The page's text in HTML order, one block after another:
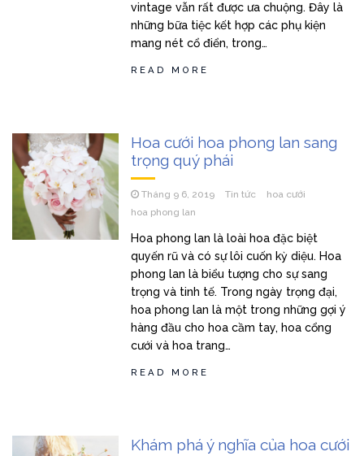
vintage vẫn rất được ưa chuộng. Đây là
những bữa tiệc kết hợp các phụ kiện
mang nét cổ điển, trong…
READ MORE
Hoa cưới hoa phong lan sang
trọng quý phái
Tháng 9 6, 2019 Tin tức
hoa cưới
hoa phong lan
Hoa phong lan là loài hoa đặc biệt
quyến rũ và có sự lôi cuốn kỳ diệu. Hoa
phong lan là biểu tượng cho sự sang
trọng và tinh tế. Trong ngày trọng đại,
hoa phong lan là một trong những gợi ý
hàng đầu cho hoa cầm tay, hoa cổng
cưới và hoa trang…
READ MORE
Khám phá ý nghĩa của hoa cưới